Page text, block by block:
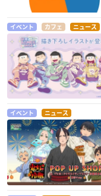
イベント カフェ ニュース
イベント ニュース